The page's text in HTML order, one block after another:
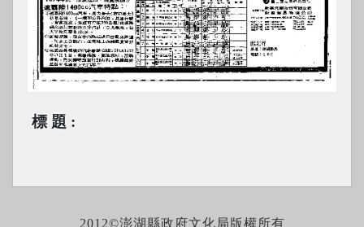
標題
2012©澎湖縣政府文化局版權所有